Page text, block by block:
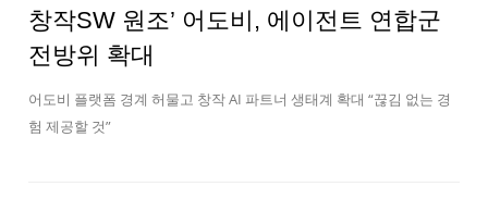
창작SW 원조’ 어도비, 에이전트 연합군
전방위 확대
어도비 플랫폼 경계 허물고 창작 AI 파트너 생태계 확대 “끊김 없는 경
험 제공할 것”